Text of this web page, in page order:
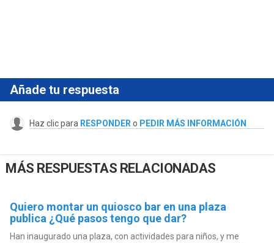
Añade tu respuesta
Haz clic para RESPONDER o PEDIR MÁS INFORMACIÓN
MÁS RESPUESTAS RELACIONADAS
Quiero montar un quiosco bar en una plaza
publica ¿Qué pasos tengo que dar?
Han inaugurado una plaza, con actividades para niños, y me